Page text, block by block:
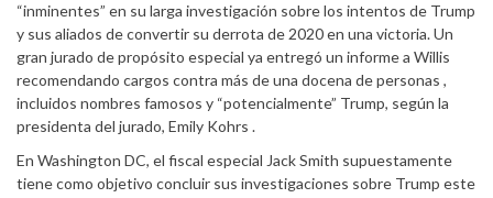
“inminentes” en su larga investigación sobre los intentos de Trump
y sus aliados de convertir su derrota de 2020 en una victoria. Un
gran jurado de propósito especial ya entregó un informe a Willis
recomendando cargos contra más de una docena de personas ,
incluidos nombres famosos y “potencialmente” Trump, según la
presidenta del jurado, Emily Kohrs .
En Washington DC, el fiscal especial Jack Smith supuestamente
tiene como objetivo concluir sus investigaciones sobre Trump este